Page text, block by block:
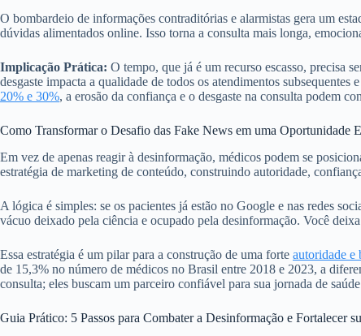
O bombardeio de informações contraditórias e alarmistas gera um
dúvidas alimentados online. Isso torna a consulta mais longa,
Implicação Prática: O tempo, que já é um recurso escasso, precisa
desgaste impacta a qualidade de todos os atendimentos
20% e 30%, a erosão da confiança e o desgaste na consulta podem
Como Transformar o Desafio das Fake News em uma Oportunidade
Em vez de apenas reagir à desinformação, médicos podem se
estratégia de marketing de conteúdo, construindo autoridade,
A lógica é simples: se os pacientes já estão no Google e nas redes
vácuo deixado pela ciência e ocupado pela desinformação. Você
Essa estratégia é um pilar para a construção de uma forte autoridade e
de 15,3% no número de médicos no Brasil entre 2018 e 2023, a
consulta; eles buscam um parceiro confiável para sua jornada de
Guia Prático: 5 Passos para Combater a Desinformação e Fortalecer